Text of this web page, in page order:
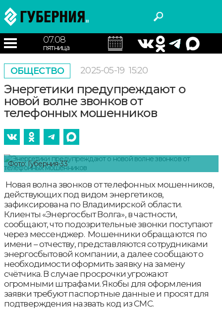
07.08
пятница
ОБЩЕСТВО 2025-05-19 15:20
Энергетики предупреждают о
новой волне звонков от
телефонных мошенников
Фото: Губерния-33
Новая волна звонков от телефонных мошенников,
действующих под видом энергетиков,
зафиксирована по Владимирской области.
Клиенты «Энергосбыт Волга», в частности,
сообщают, что подозрительные звонки поступают
через мессенджер. Мошенники обращаются по
имени – отчеству, представляются сотрудниками
энергосбытовой компании, а далее сообщают о
необходимости оформить заявку на замену
счётчика. В случае просрочки угрожают
огромными штрафами. Якобы для оформления
заявки требуют паспортные данные и просят для
подтверждения назвать код из СМС.